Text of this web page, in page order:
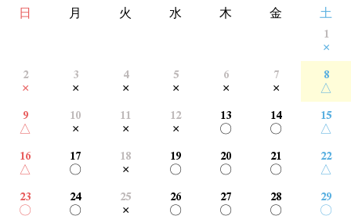
日
月 火 水 木 金 土
1
×
2
×
3
×
4
×
5
×
6
×
7
×
8
△
9
△
10
×
11
×
12
×
13
〇
14
〇
15
△
16
△
17
〇
18
×
19
〇
20
〇
21
〇
22
△
23
〇
24
〇
25
×
26
〇
27
〇
28
〇
29
〇